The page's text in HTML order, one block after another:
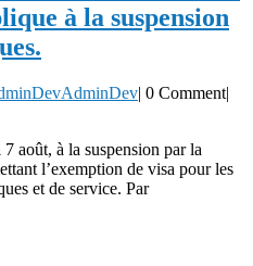
à la suspension
AdminDev| 0 Comment|
l’exemption de visa pour les
et de service. Par